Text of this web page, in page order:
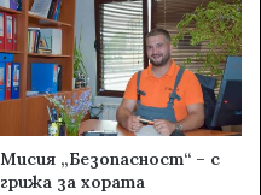
Мисия „Безопасност“ – с
грижа за хората